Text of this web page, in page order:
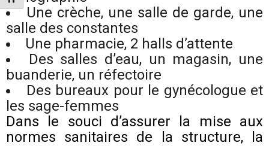
Une crèche, une salle de garde, une
salle des constantes
Une pharmacie, 2 halls d’attente
Des salles d’eau, un magasin, une
buanderie, un réfectoire
Des bureaux pour le gynécologue et
les sage-femmes
Dans le souci d’assurer la mise aux
normes sanitaires de la structure, la